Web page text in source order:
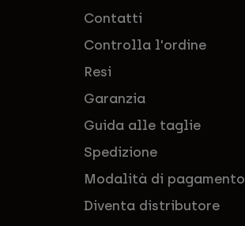
Contatti
Controlla l'ordine
Resi
Garanzia
Guida alle taglie
Spedizione
Modalità di pagamento
Diventa distributore